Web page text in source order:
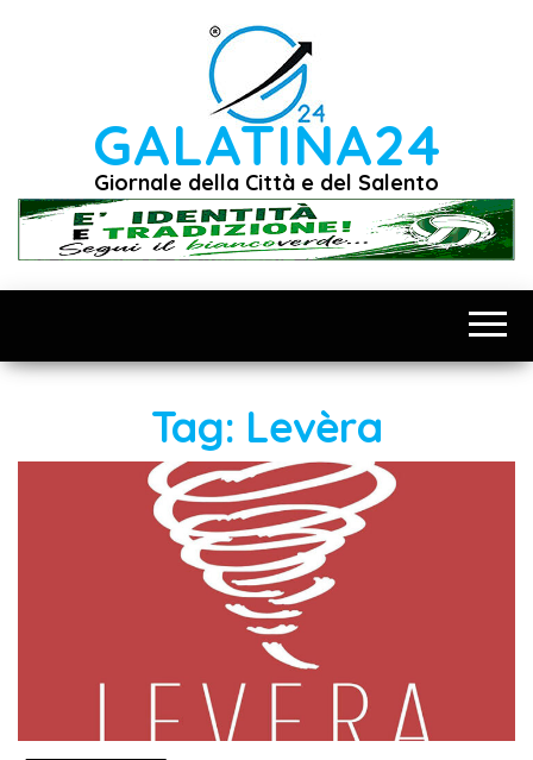
GALATINA24
Giornale della Città e del Salento
Tag: Levèra